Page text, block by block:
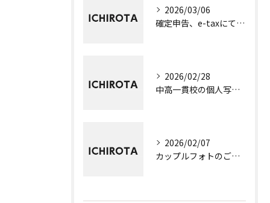
2026/03/06
確定申告、e-taxにてたった今、完了しました！！
2026/02/28
中高一貫校の個人写真撮影、3日間終了！
2026/02/07
カップルフォトのご依頼で、小樽まで行ってきました